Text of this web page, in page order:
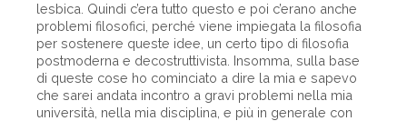
lesbica. Quindi c’era tutto questo e poi c’erano anche
problemi filosofici, perché viene impiegata la filosofia
per sostenere queste idee, un certo tipo di filosofia
postmoderna e decostruttivista. Insomma, sulla base
di queste cose ho cominciato a dire la mia e sapevo
che sarei andata incontro a gravi problemi nella mia
università, nella mia disciplina, e più in generale con